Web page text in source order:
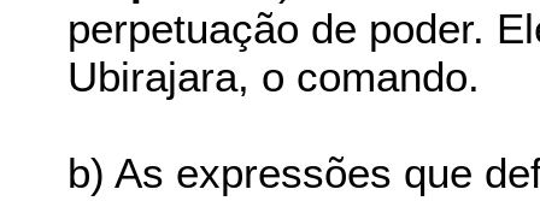
perpetuação de poder.
Ubirajara, o comando.
b) As expressões que